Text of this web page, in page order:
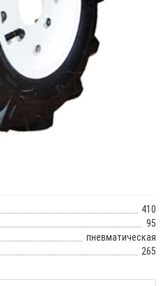
410
95
пневматическая
265